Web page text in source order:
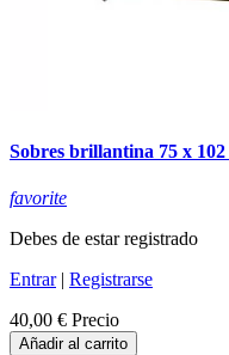
Sobres brillantina 75 x
favorite
Debes de estar registrado
Entrar| Registrarse
40,00 € Precio
Añadir al carrito